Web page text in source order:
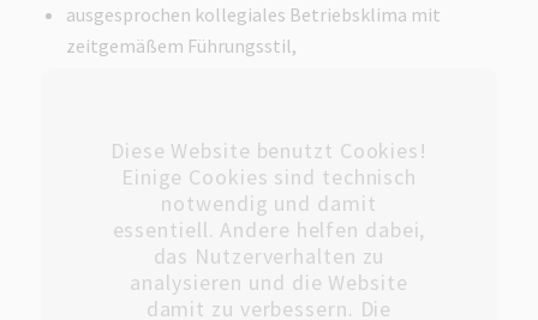
ausgesprochen kollegiales Betriebsklima mit
zeitgemäßem Führungsstil,
modern ausgestattete Praxisräume,
individuelle Praxisgestaltung ist möglich,
großzügige Unterstützung bei
Weiterbildungsmaßnahmen,
alle üblichen sozialen Leistungen,
Diese Website benutzt Cookies!
Einige Cookies sind technisch
notwendig und damit
essentiell. Andere helfen dabei,
das Nutzerverhalten zu
analysieren und die Website
damit zu verbessern. Die